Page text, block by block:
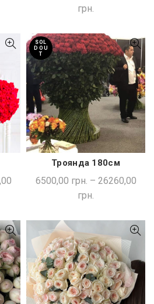
грн.
SOL
D OU
T
ШВИДКА ПОКУПКА
Троянда 180см
6500,00 грн. – 26260,00
грн.